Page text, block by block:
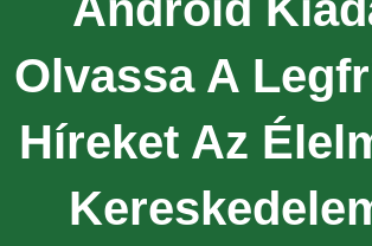
Olvassa A
Híreket Az